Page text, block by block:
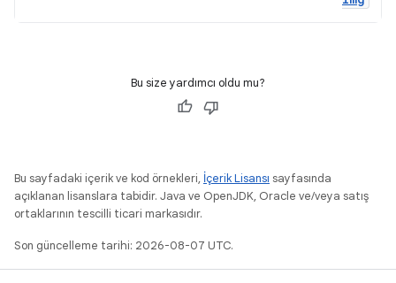
Bu size yardımcı oldu mu?
Bu sayfadaki içerik ve kod örnekleri, İçerik Lisansı sayfasında
açıklanan lisanslara tabidir. Java ve OpenJDK, Oracle ve/veya satış
ortaklarının tescilli ticari markasıdır.
Son güncelleme tarihi: 2026-08-07 UTC.